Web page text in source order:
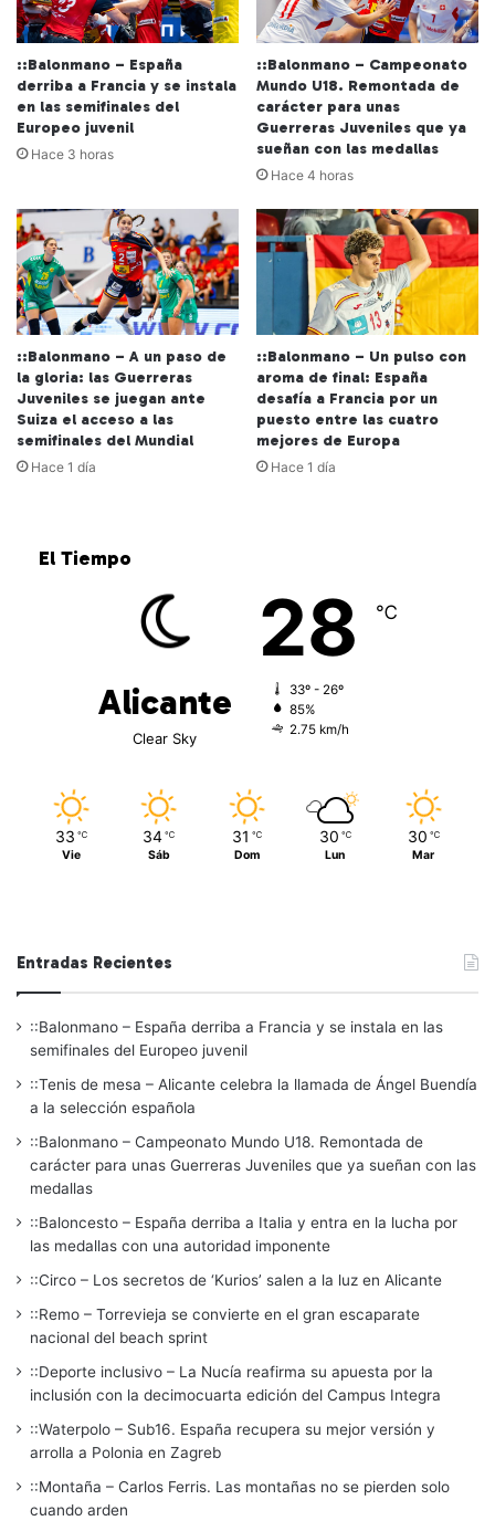
::Balonmano – España
derriba a Francia y se instala
en las semifinales del
Europeo juvenil
Hace 3 horas
::Balonmano – Campeonato
Mundo U18. Remontada de
carácter para unas
Guerreras Juveniles que ya
sueñan con las medallas
Hace 4 horas
::Balonmano – A un paso de
la gloria: las Guerreras
Juveniles se juegan ante
Suiza el acceso a las
semifinales del Mundial
Hace 1 día
::Balonmano – Un pulso con
aroma de final: España
desafía a Francia por un
puesto entre las cuatro
mejores de Europa
Hace 1 día
El Tiempo
Alicante
Clear Sky
28 ℃
33º - 26º
85%
2.75 km/h
33 ℃
Vie
34 ℃
Sáb
31 ℃
Dom
30 ℃
Lun
30 ℃
Mar
Entradas Recientes
::Balonmano – España derriba a Francia y se instala en las
semifinales del Europeo juvenil
::Tenis de mesa – Alicante celebra la llamada de Ángel Buendía
a la selección española
::Balonmano – Campeonato Mundo U18. Remontada de
carácter para unas Guerreras Juveniles que ya sueñan con las
medallas
::Baloncesto – España derriba a Italia y entra en la lucha por
las medallas con una autoridad imponente
::Circo – Los secretos de ‘Kurios’ salen a la luz en Alicante
::Remo – Torrevieja se convierte en el gran escaparate
nacional del beach sprint
::Deporte inclusivo – La Nucía reafirma su apuesta por la
inclusión con la decimocuarta edición del Campus Integra
::Waterpolo – Sub16. España recupera su mejor versión y
arrolla a Polonia en Zagreb
::Montaña – Carlos Ferris. Las montañas no se pierden solo
cuando arden